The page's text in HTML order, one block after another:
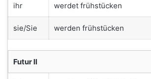
ihr werdet frühstücken
sie/Sie werden frühstücken
Futur II